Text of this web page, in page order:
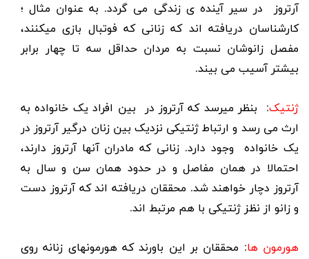
آرتروز در سیر آینده ی زندگی می گردد. به عنوان مثال ؛
کارشناسان دریافته اند که زنانی که فوتبال بازی میکنند،
مفصل زانوشان نسبت به مردان حداقل سه تا چهار برابر
بیشتر آسیب می بیند.
ژنتیک: بنظر میرسد که آرتروز در بین افراد یک خانواده به
ارث می رسد و ارتباط ژنتیکی نزدیک بین زنان درگیر آرتروز در
یک خانواده وجود دارد. زنانی که مادران آنها آرتروز دارند،
احتمالا در همان مفاصل و در حدود همان سن و سال به
آرتروز دچار خواهند شد. محققان دریافته اند که آرتروز دست
و زانو از نظز ژنتیکی با هم مرتبط اند.
هورمون ها: محققان بر این باورند که هورمونهای زنانه روی